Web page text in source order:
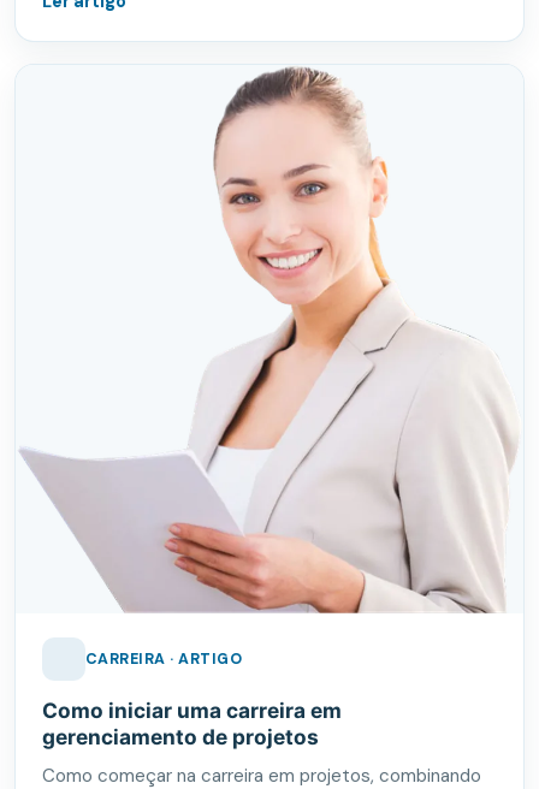
CARREIRA · ARTIGO
Como iniciar uma carreira em
gerenciamento de projetos
Como começar na carreira em projetos, combinando